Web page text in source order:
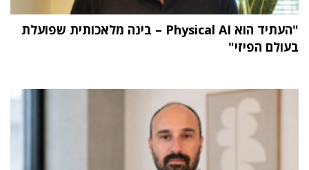
"העתיד הוא Physical AI – בינה מלאכותית שפועלת
בעולם הפיזי"